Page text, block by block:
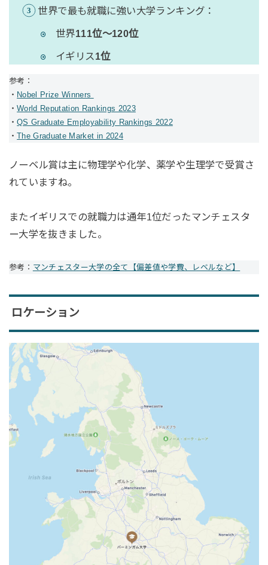
世界で最も就職に強い大学ランキング：
世界111位〜120位
イギリス 1位
参考：
・ Nobel Prize Winners
・World Reputation Rankings 2023
・QS Graduate Employability Rankings 2022
・The Graduate Market in 2024
ノーベル賞は主に物理学や化学、薬学や生理学で受賞さ
れていますね。
またイギリスでの就職力は通年1位だったマンチェスタ
ー大学を抜きました。
参考： マンチェスター大学の全て【偏差値や学費、レベルなど】
ロケーション